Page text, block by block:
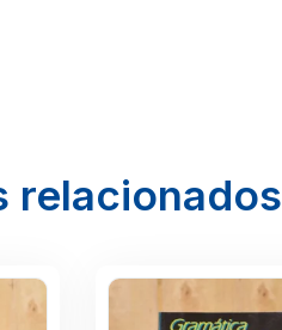
relacionados